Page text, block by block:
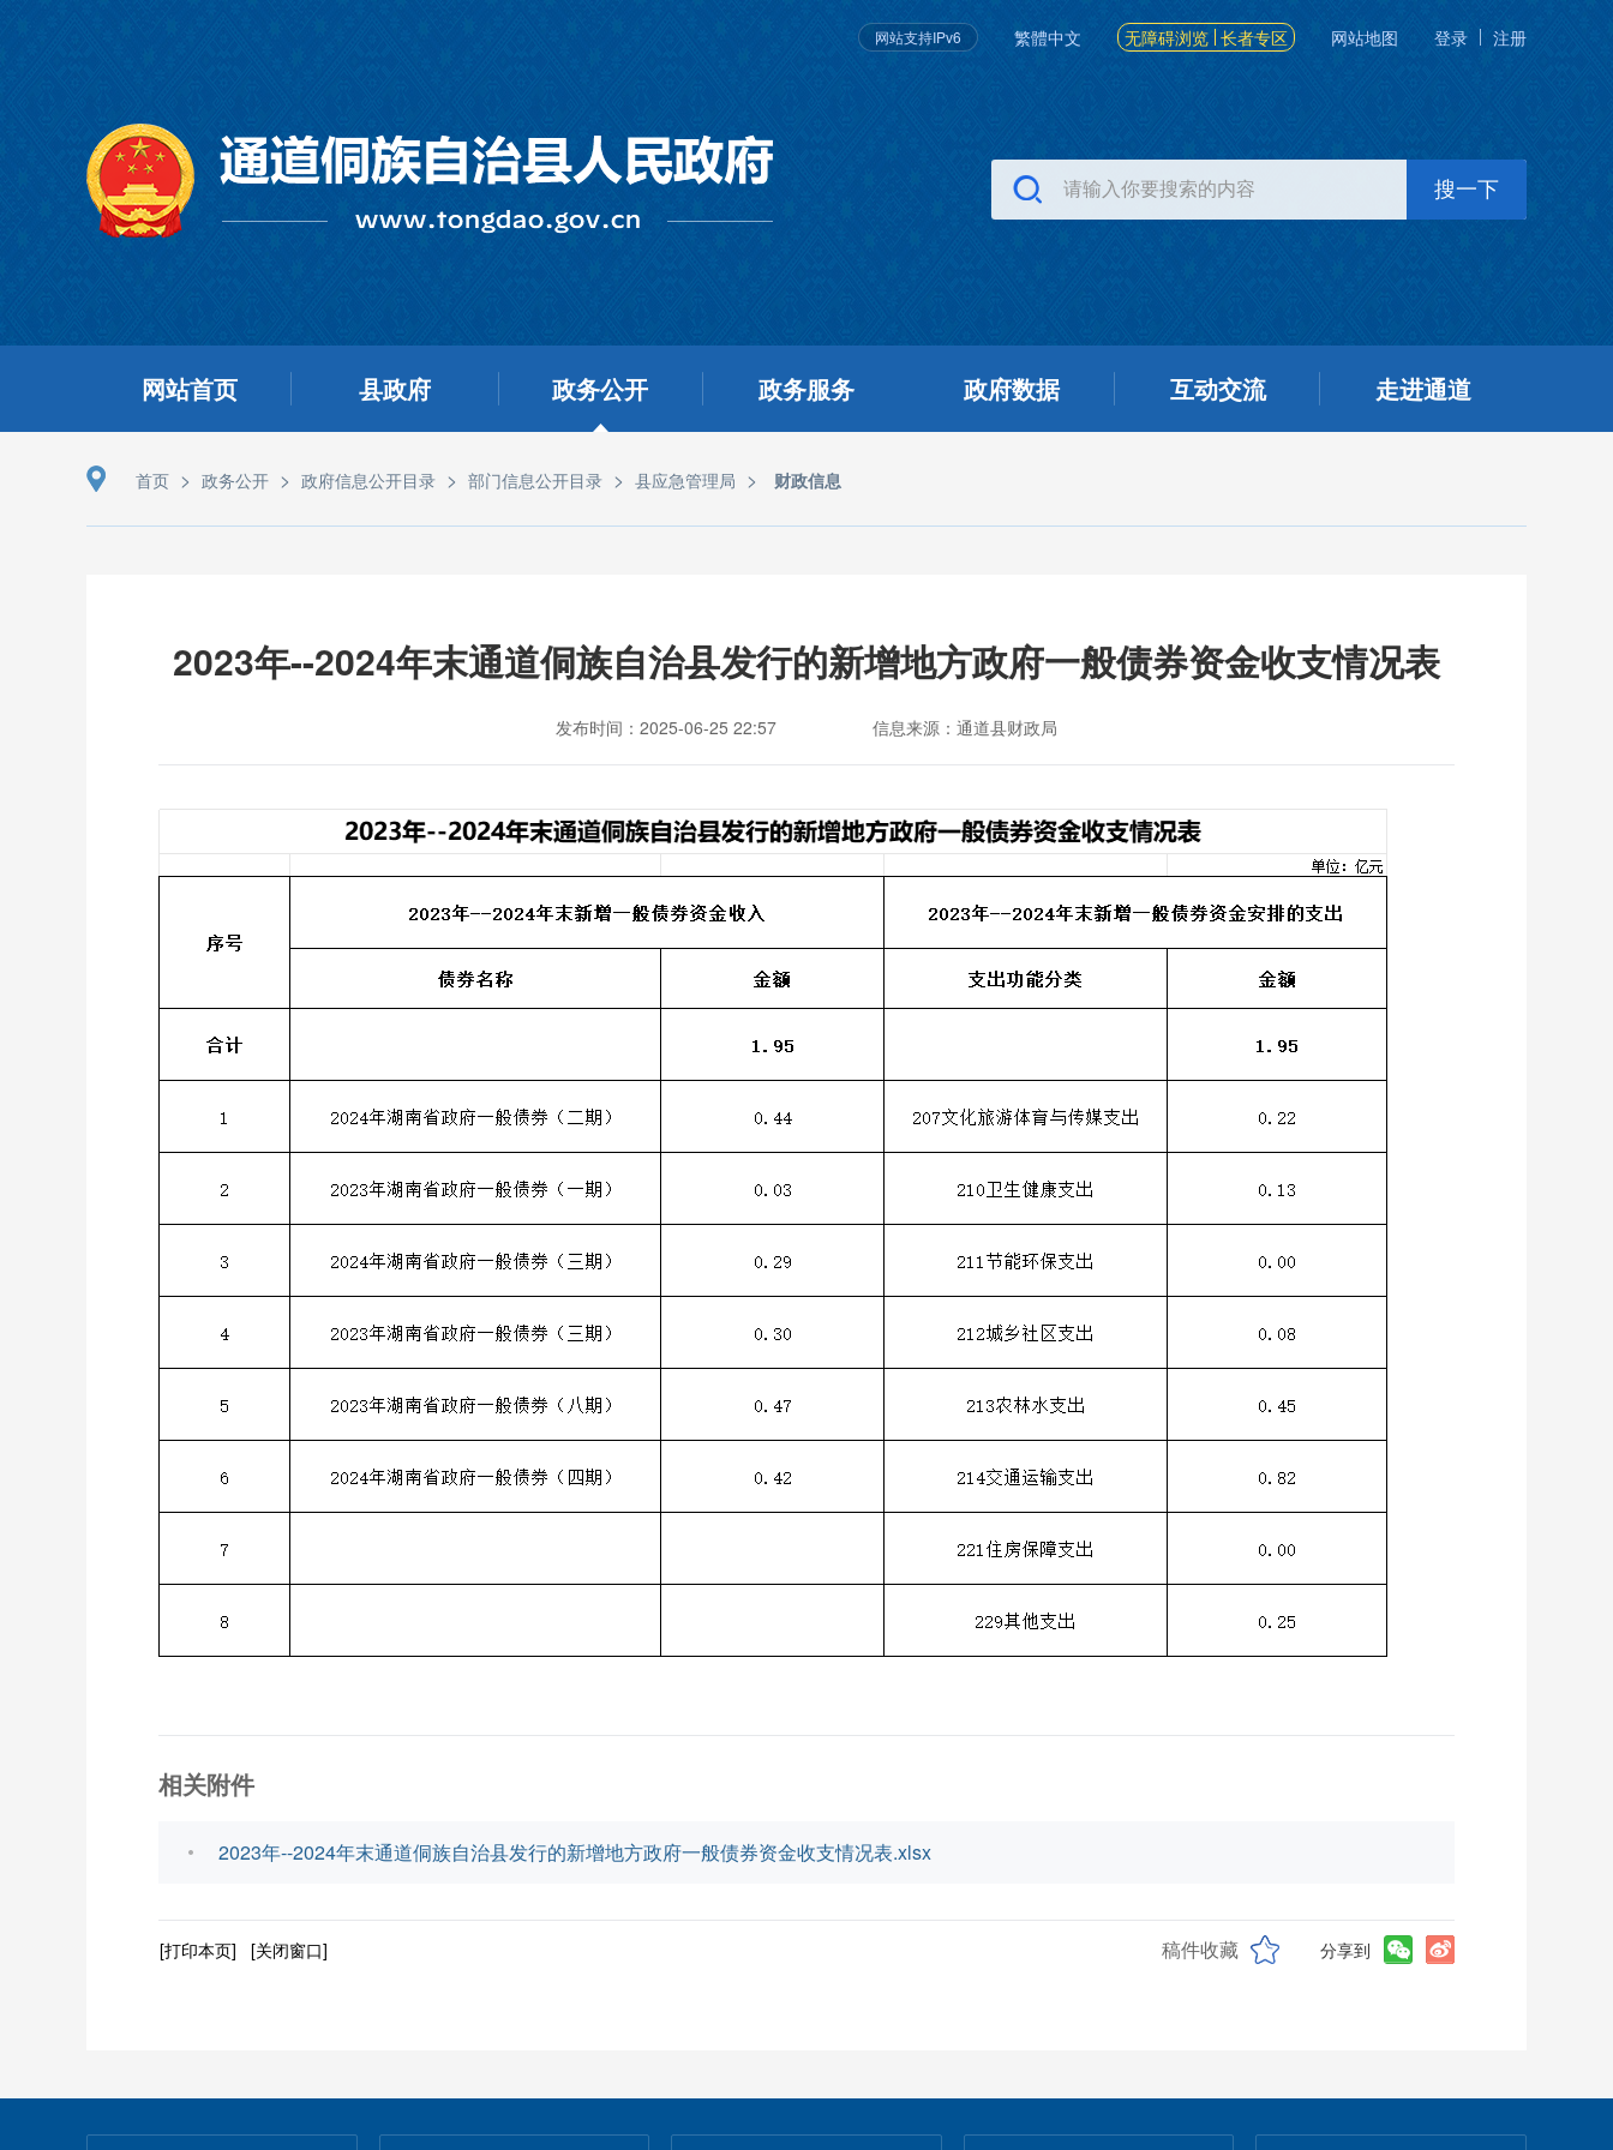
网站支持IPv6 繁體中文 无障碍浏览 长者专区 网站地图 登录 注册
网站首页 县政府 政务公开 政务服务 政府数据 互动交流 走进通道
首页 > 政务公开 > 政府信息公开目录 > 部门信息公开目录 > 县应急管理局 > 财政信息
2023年--2024年末通道侗族自治县发行的新增地方政府一般债券资金收支情况表
发布时间：2025-06-25 22:57 信息来源：通道县财政局
相关附件
2023年--2024年末通道侗族自治县发行的新增地方政府一般债券资金收支情况表.xlsx
[打印本页] [关闭窗口] 稿件收藏 分享到